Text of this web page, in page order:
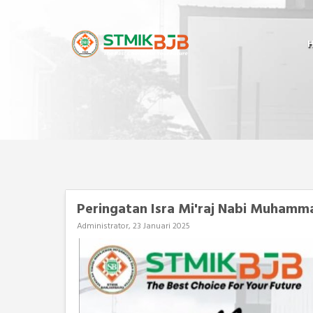
Peringatan Isra Mi'raj Nabi
Administrator, 23 Januari 2025